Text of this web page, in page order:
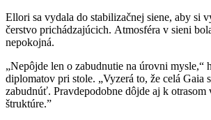
Ellori sa vydala do stabilizačnej siene, aby si
čerstvo prichádzajúcich. Atmosféra v sieni
nepokojná.
„Nepôjde len o zabudnutie na úrovni mysle,“
diplomatov pri stole. „Vyzerá to, že celá Gaia
zabudnúť. Pravdepodobne dôjde aj k otrasom
štruktúre.”